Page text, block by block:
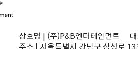
상호명 | (주)P&B엔터테인먼트
주소 | 서울특별시 강남구 삼성로